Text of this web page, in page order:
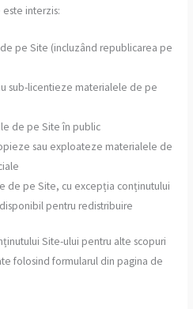
este interzis:
pe Site (incluzând republicarea pe
sub-licentieze materialele de pe
de pe Site în public
sau exploateze materialele de
de pe Site, cu excepția conținutului
pentru redistribuire
Site-ului pentru alte scopuri
folosind formularul din pagina de